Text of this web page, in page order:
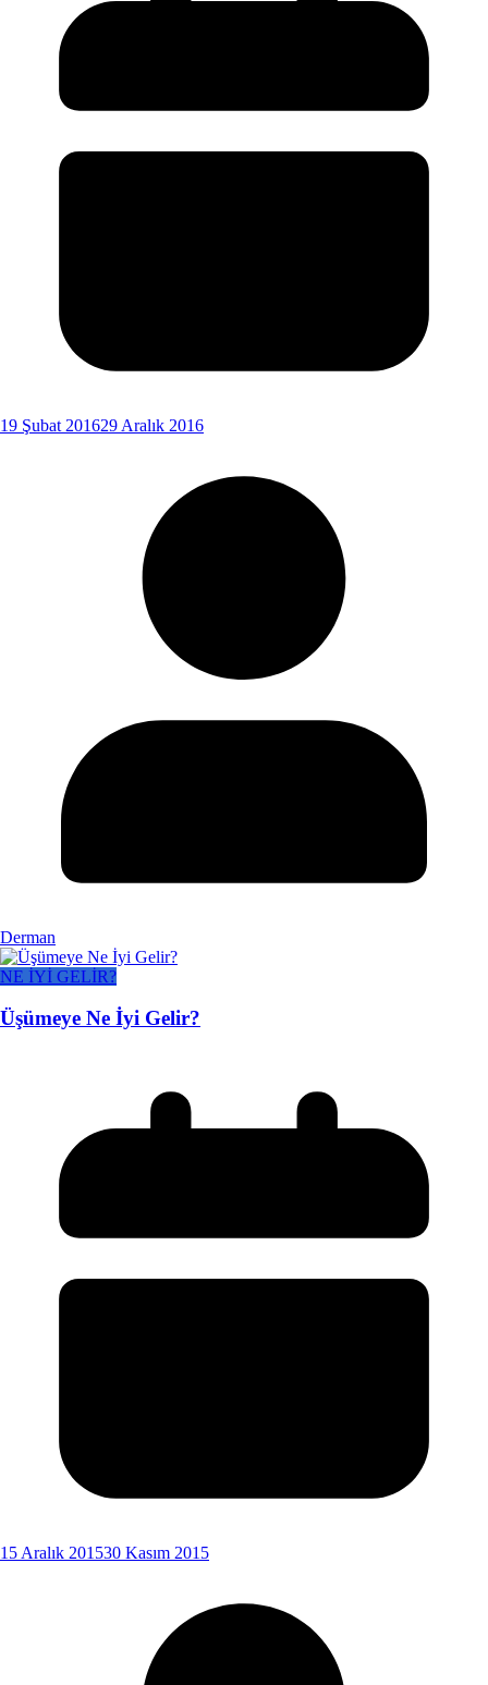
19 Şubat 201629 Aralık 2016
Derman
NE İYİ GELİR?
Üşümeye Ne İyi Gelir?
15 Aralık 201530 Kasım 2015